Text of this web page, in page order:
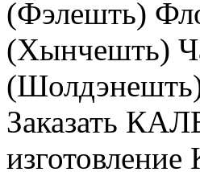
(Фэлешть)
(Хынчешть)
Заказать